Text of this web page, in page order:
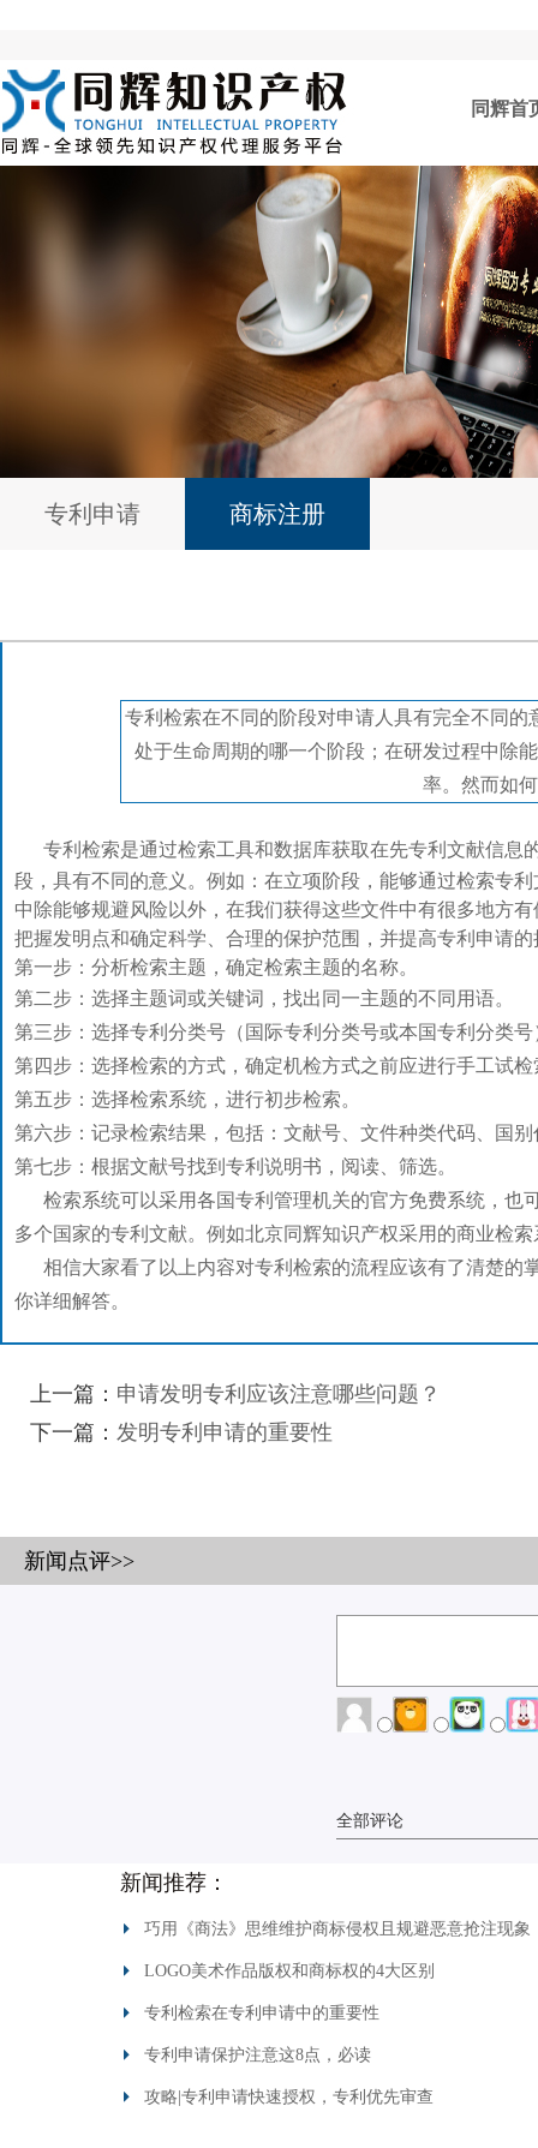
同辉首
专利申请 商标注册
专利检索在不同的阶段对申请人具有完全不同
处于生命周期的哪一个阶段；在研发过程中除
率。然而如
专利检索是通过检索工具和数据库获取在先专利文献信息
段，具有不同的意义。例如：在立项阶段，能够通过检索专
中除能够规避风险以外， 在我们获得这些文件中有很多地方
把握发明点和确定科学、合理的保护范围，并提高专利申请
第一步：分析检索主题，确定检索主题的名称。
第二步：选择主题词或关键词，找出同一主题的不同用语。
第三步：选择专利分类号（国际专利分类号或本国专利分类
第四步：选择检索的方式，确定机检方式之前应进行手工试检
第五步：选择检索系统，进行初步检索。
第六步：记录检索结果，包括：文献号、文件种类代码、国
第七步：根据文献号找到专利说明书，阅读、筛选。
检索系统可以采用各国专利管理机关的官方免费系统，也
多个国家的专利文献。例如北京同辉知识产权采用的商业
相信大家看了以上内容对专利检索的流程应该有了清楚的
你详细解答。
上一篇： 申请发明专利应该注意哪些问题？
下一篇： 发明专利申请的重要性
新闻点评>>
全部评论
新闻推荐：
巧用《商法》思维维护商标侵权且规避恶意抢注现象
LOGO美术作品版权和商标权的4大区别
专利检索在专利申请中的重要性
专利申请保护注意这8点，必读
攻略|专利申请快速授权，专利优先审查